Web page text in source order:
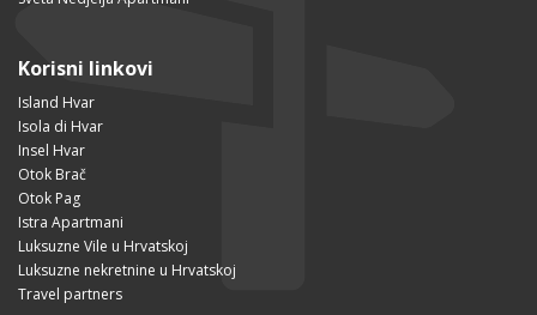
Korisni linkovi
Island Hvar
Isola di Hvar
Insel Hvar
Otok Brač
Otok Pag
Istra Apartmani
Luksuzne Vile u Hrvatskoj
Luksuzne nekretnine u Hrvatskoj
Travel partners